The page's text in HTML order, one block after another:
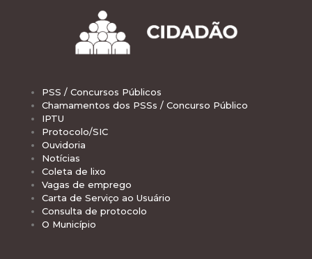
PSS / Concursos Públicos
Chamamentos dos PSSs / Concurso Público
IPTU
Protocolo/SIC
Ouvidoria
Notícias
Coleta de lixo
Vagas de emprego
Carta de Serviço ao Usuário
Consulta de protocolo
O Município